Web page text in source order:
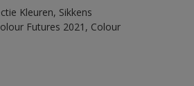
Kleuren, Sikkens
Futures 2021, Colour